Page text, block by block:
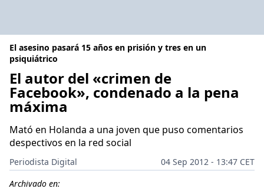
El asesino pasará 15 años en prisión y tres en un
psiquiátrico
El autor del «crimen de
Facebook», condenado a la pena
máxima
Mató en Holanda a una joven que puso comentarios
despectivos en la red social
Periodista Digital
04 Sep 2012 - 13:47 CET
Archivado en: